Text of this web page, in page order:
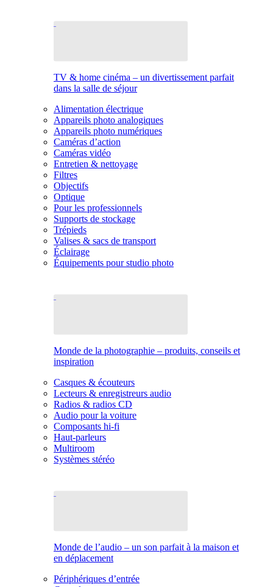
TV & home cinéma – un divertissement parfait
dans la salle de séjour
Alimentation électrique
Appareils photo analogiques
Appareils photo numériques
Caméras d’action
Caméras vidéo
Entretien & nettoyage
Filtres
Objectifs
Optique
Pour les professionnels
Supports de stockage
Trépieds
Valises & sacs de transport
Éclairage
Équipements pour studio photo
Monde de la photographie – produits, conseils et
inspiration
Casques & écouteurs
Lecteurs & enregistreurs audio
Radios & radios CD
Audio pour la voiture
Composants hi-fi
Haut-parleurs
Multiroom
Systèmes stéréo
Monde de l’audio – un son parfait à la maison et
en déplacement
Périphériques d’entrée